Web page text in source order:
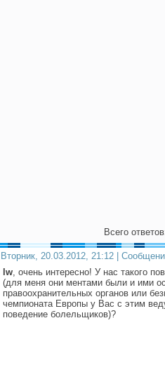
Всего
Вторник, 20.03.2012, 21:12 |
lw, очень интересно! У нас такого
(для меня они ментами были и ими
правоохранительных органов или
чемпионата Европы у Вас с этим
поведение болельщиков)?